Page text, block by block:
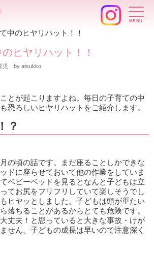
中のヒヤリハット！！
ヒヤリハット！！
児 by atsukko
とが起こりますよね。毎日の子育ての中
恐ろしいヒヤリハットをご紹介します。
？
の頃の話です。まだ座ることしかできな
ドに座らせておいて他の作業をしていま
ベビーベッドを見るとなんと子どもは立
てお尻をフリフリしていて楽しそうでし
ヒヤッとしました。子どもは頭が重たい
落ちることがあるからとても危険です。
丈夫！と思っていると大きな事故・けが
せん。子どもの成長は早いので注意深く